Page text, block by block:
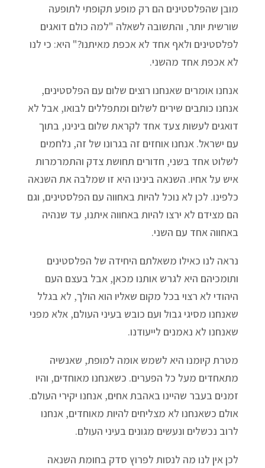
מובן שהפלסטינים הם רק מופע תקופתי לתופעה
שורשית יותר, והתשובה לשאלה "למה כולם דואגים
לפלסטינים ולאף אחד לא אכפת מאיתנו?" היא: כי לנו
לא אכפת אחד מהשני.
אנחנו אומרים שאנחנו רוצים שלום עם הפלסטינים,
אנחנו כותבים שירים לשלום ומתפללים לבואו, אבל לא
דואגים לעשות צעד אחד לקראת שלום בינינו, בתוך
עם ישראל. אנחנו אוחזים זה בגרונו של זה, נלחמים
לשלוט אחד בשני, חדורים תחושת צדק והתמרמרות
איש על אחיו. השנאה בינינו היא זו שמלבה את השנאה
כלפינו. לכן לא נוכל להיות באחווה עם הפלסטינים, וגם
הם מצידם לא ירצו להיות באחווה איתנו, עד שנהיה
באחווה אחד עם השני.
נראה לנו כאילו משאלתם היחידה של הפלסטינים
ותומכיהם היא לגרש אותנו מכאן, אבל בעצם העם
היהודי לא רצוי בכל מקום שאליו הוא הולך, לא בגלל
שאנחנו מסיגי גבול ועם כובש בעיני העולם, אלא מפני
שאנחנו לא נאמנים לייעודנו.
מטרת קיומנו היא לשמש אומה למופת, שאנשיה
מתאחדים מעל כל הפערים. כשאנחנו מאוחדים, והיו
זמנים בעבר שהיינו באהבת אחים, אנחנו יקירי העולם.
אולם כשאנחנו לא מצליחים להיות מאוחדים, אנחנו
לרוב נכשלים ונעשים מגונים בעיני העולם.
לכן אין לנו מה לנסות לפרוץ סדק בחומת השנאה